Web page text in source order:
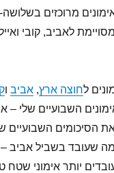
מרוכזים
לאביב, קובי
לחוצה ארץ,אביב ו
השבועיים שלי –
הסיכומים השבועיים
שעובד בשביל אביב –
יותר אימוני שטח